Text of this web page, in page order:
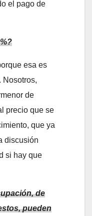
el pago de
esa es
Nosotros,
de
precio que se
que ya
discusión
si hay que
de
pueden